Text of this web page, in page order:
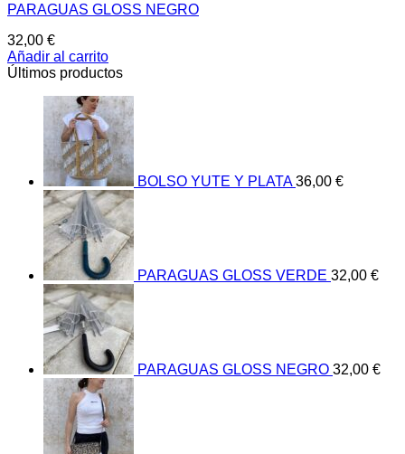
PARAGUAS GLOSS NEGRO
32,00 €
Añadir al carrito
Últimos productos
BOLSO YUTE Y PLATA 36,00 €
PARAGUAS GLOSS VERDE 32,00 €
PARAGUAS GLOSS NEGRO 32,00 €